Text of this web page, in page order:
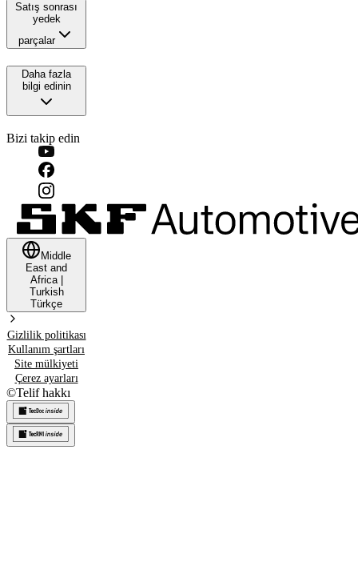
Satış sonrası
yedek
parçalar
Daha fazla
bilgi edinin
Bizi takip edin
Middle
East and
Africa|
Turkish
Türkçe
Gizlilik politikası
Kullanım şartları
Site mülkiyeti
Çerez ayarları
©Telif hakkı